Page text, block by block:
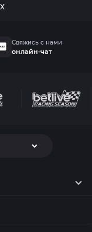
Свяжись с нами
онлайн-чат